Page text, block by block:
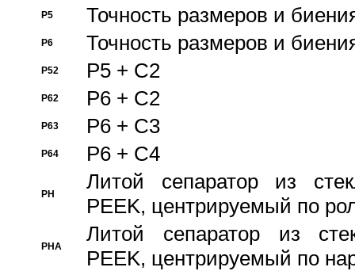
P5 Точность размеров и
P6 Точность размеров и
P52 P5 + C2
P62 P6 + C2
P63 P6 + C3
P64 P6 + C4
PH
Литой сепаратор из
PEEK, центрируемый по
PHA
Литой сепаратор из
PEEK, центрируемый по